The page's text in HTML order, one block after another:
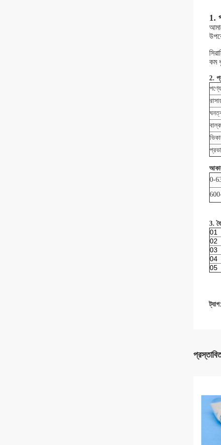
1.
কম
2.
0-
3.
01
02
03
04
05
ট্যাগ: